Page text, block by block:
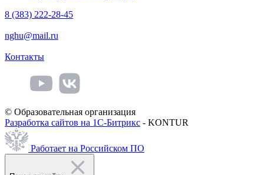
8 (383) 222-28-45
nghu@mail.ru
Контакты
© Образовательная организация
Разработка сайтов на 1С-Битрикс - KONTUR
Работает на Российском ПО